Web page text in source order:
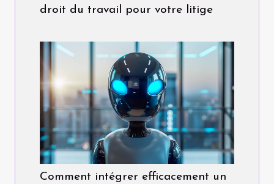
droit du travail pour votre litige
Comment intégrer efficacement un